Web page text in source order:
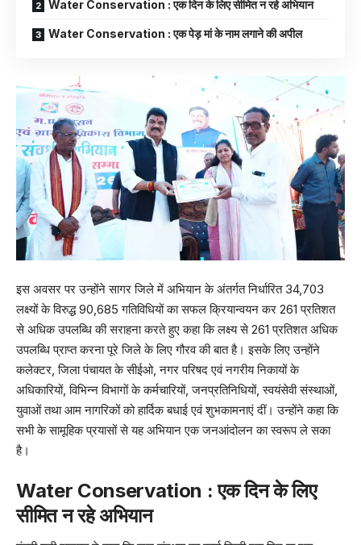
Water Conservation : एक दिन के लिए सीमित न रहे अभियान
Water Conservation : एक पेड़ मां के नाम लगाने की अपील
इस अवसर पर उन्होंने सागर जिले में अभियान के अंतर्गत निर्धारित 34,703
लक्ष्यों के विरुद्ध 90,685 गतिविधियों का सफल क्रियान्वयन कर 261 प्रतिशत
से अधिक उपलब्धि की सराहना करते हुए कहा कि लक्ष्य से 261 प्रतिशत अधिक
उपलब्धि प्राप्त करना पूरे जिले के लिए गौरव की बात है। इसके लिए उन्होंने
कलेक्टर, जिला पंचायत के सीईओ, नगर परिषद एवं नगरीय निकायों के
अधिकारियों, विभिन्न विभागों के कर्मचारियों, जनप्रतिनिधियों, स्वयंसेवी संस्थाओं,
युवाओं तथा आम नागरिकों को हार्दिक बधाई एवं शुभकामनाएं दीं। उन्होंने कहा कि
सभी के सामूहिक प्रयासों से यह अभियान एक जनआंदोलन का स्वरूप ले सका
है।
Water Conservation : एक दिन के लिए
सीमित न रहे अभियान